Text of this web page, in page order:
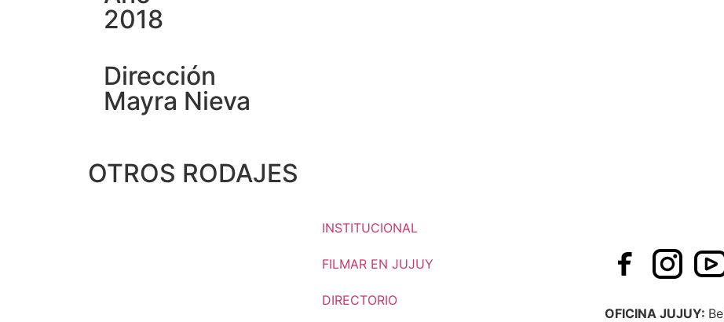
2018
Dirección
Mayra Nieva
OTROS RODAJES
INSTITUCIONAL
FILMAR EN JUJUY
DIRECTORIO
OFICINA JUJUY: